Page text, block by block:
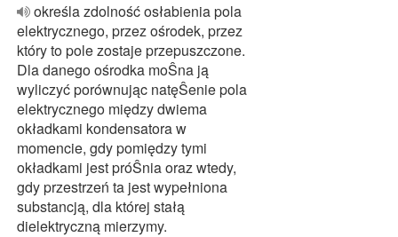
określa zdolność osłabienia pola
elektrycznego, przez ośrodek, przez
który to pole zostaje przepuszczone.
Dla danego ośrodka moŜna ją
wyliczyć porównując natęŜenie pola
elektrycznego między dwiema
okładkami kondensatora w
momencie, gdy pomiędzy tymi
okładkami jest próŜnia oraz wtedy,
gdy przestrzeń ta jest wypełniona
substancją, dla której stałą
dielektryczną mierzymy.